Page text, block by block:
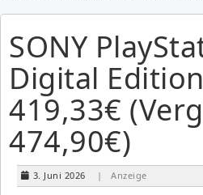
SONY
Digital
419,33€
474,90€)
3. Juni 2026 | Anzeige